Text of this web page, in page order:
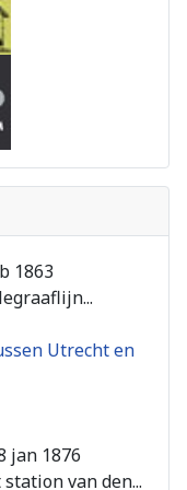
1863
Utrecht en
jan 1876
van den...